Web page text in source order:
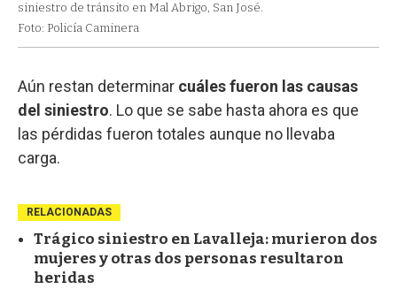
siniestro de tránsito en Mal Abrigo, San José.
Foto: Policía Caminera
Aún restan determinar cuáles fueron las causas
del siniestro. Lo que se sabe hasta ahora es que
las pérdidas fueron totales aunque no llevaba
carga.
RELACIONADAS
Trágico siniestro en Lavalleja: murieron dos
mujeres y otras dos personas resultaron
heridas